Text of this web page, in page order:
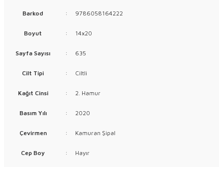
Barkod : 9786058164222
Boyut : 14x20
Sayfa Sayısı : 635
Cilt Tipi : Ciltli
Kağıt Cinsi : 2. Hamur
Basım Yılı : 2020
Çevirmen : Kamuran Şipal
Cep Boy : Hayır